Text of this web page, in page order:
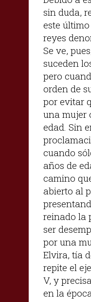
sin duda,
este
reyes
Se ve,
suceden
pero
orden de
por evitar
una mujer
edad. Sin
cuando
años de
camino
abierto al
reinado la
ser
por una
Elvira, tía
repite el
V, y
en la